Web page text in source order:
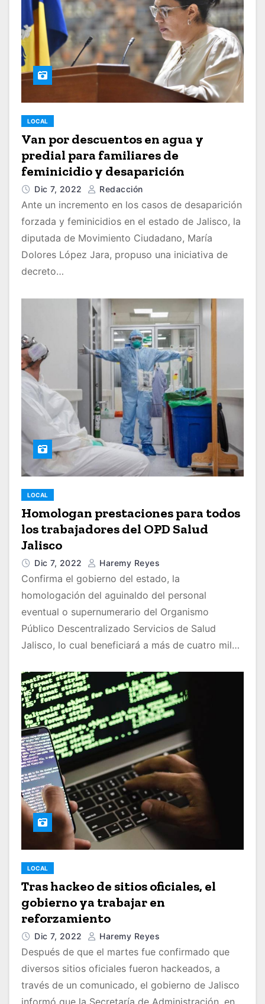
LOCAL
Van por descuentos en agua y
predial para familiares de
feminicidio y desaparición
Dic 7, 2022 Redacción
Ante un incremento en los casos de desaparición
forzada y feminicidios en el estado de Jalisco, la
diputada de Movimiento Ciudadano, María
Dolores López Jara, propuso una iniciativa de
decreto…
LOCAL
Homologan prestaciones para todos
los trabajadores del OPD Salud
Jalisco
Dic 7, 2022 Haremy Reyes
Confirma el gobierno del estado, la
homologación del aguinaldo del personal
eventual o supernumerario del Organismo
Público Descentralizado Servicios de Salud
Jalisco, lo cual beneficiará a más de cuatro mil…
LOCAL
Tras hackeo de sitios oficiales, el
gobierno ya trabajar en
reforzamiento
Dic 7, 2022 Haremy Reyes
Después de que el martes fue confirmado que
diversos sitios oficiales fueron hackeados, a
través de un comunicado, el gobierno de Jalisco